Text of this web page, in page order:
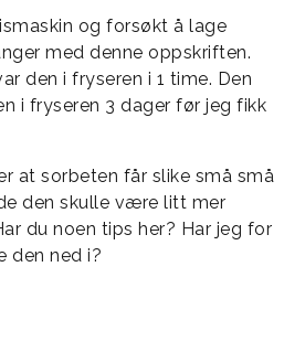
og forsøkt å lage
med denne oppskriften.
den i fryseren i 1 time. Den
i fryseren 3 dager før jeg fikk
at sorbeten får slike små små
den skulle være litt mer
du noen tips her? Har jeg for
den ned i?